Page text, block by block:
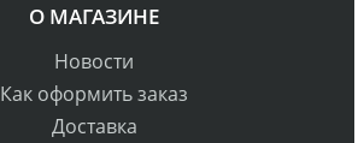
О МАГАЗИНЕ
Новости
Как оформить заказ
Доставка